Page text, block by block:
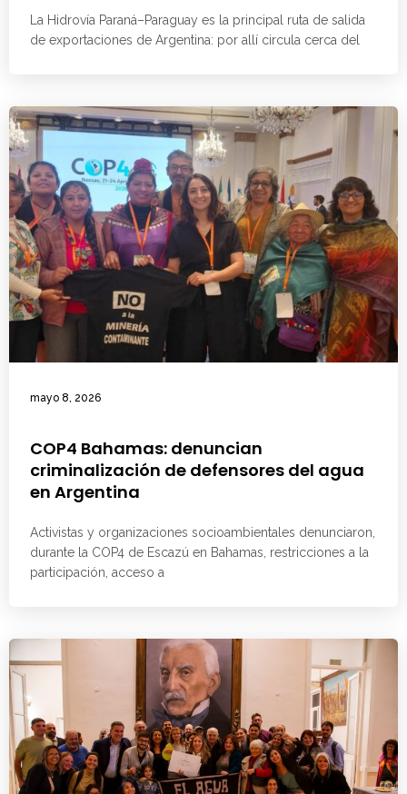
La Hidrovía Paraná–Paraguay es la principal ruta de salida
de exportaciones de Argentina: por allí circula cerca del
mayo 8, 2026
COP4 Bahamas: denuncian
criminalización de defensores del agua
en Argentina
Activistas y organizaciones socioambientales denunciaron,
durante la COP4 de Escazú en Bahamas, restricciones a la
participación, acceso a